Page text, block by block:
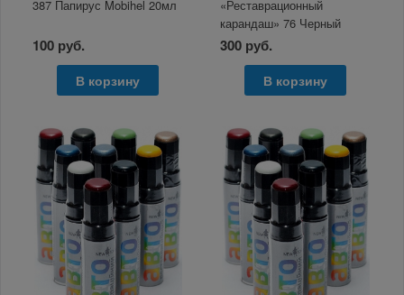
387 Папирус Mobihel 20мл
100 руб.
В корзину
«Реставрационный
карандаш» 76 Черный
12мл
300 руб.
В корзину